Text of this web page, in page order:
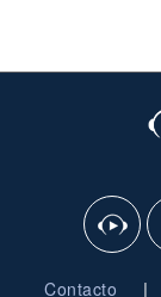
Contacto |